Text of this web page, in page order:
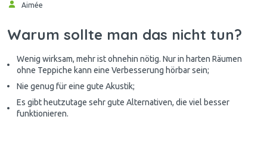
Aimée
Warum sollte man das nicht tun?
Wenig wirksam, mehr ist ohnehin nötig. Nur in harten Räumen
ohne Teppiche kann eine Verbesserung hörbar sein;
Nie genug für eine gute Akustik;
Es gibt heutzutage sehr gute Alternativen, die viel besser
funktionieren.